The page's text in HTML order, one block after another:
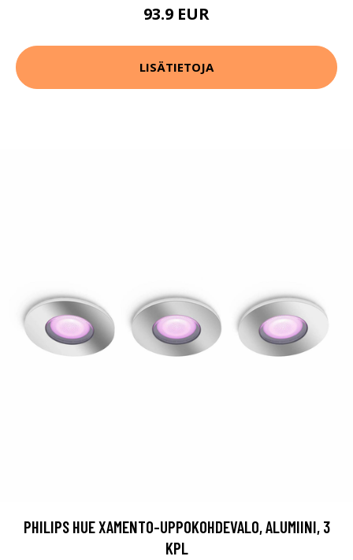
93.9 EUR
LISÄTIETOJA
PHILIPS HUE XAMENTO-UPPOKOHDEVALO, ALUMIINI, 3
KPL